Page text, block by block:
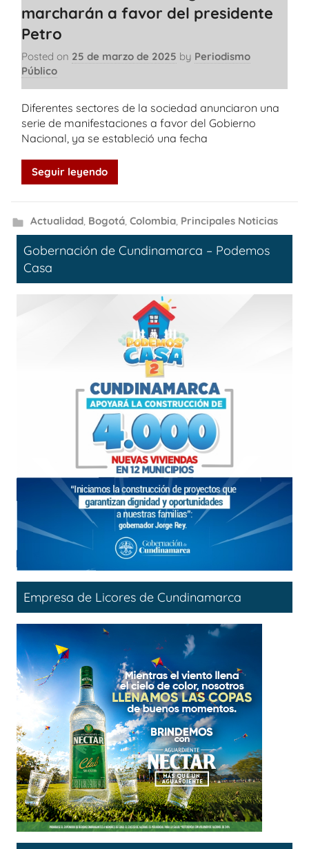
marcharán a favor del presidente
Petro
Posted on 25 de marzo de 2025 by Periodismo
Público
Diferentes sectores de la sociedad anunciaron una
serie de manifestaciones a favor del Gobierno
Nacional, ya se estableció una fecha
Seguir leyendo
Actualidad, Bogotá, Colombia, Principales Noticias
Gobernación de Cundinamarca – Podemos
Casa
Empresa de Licores de Cundinamarca